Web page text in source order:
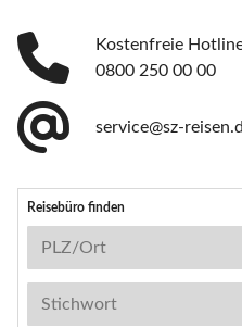
Kostenfreie
0800 250 00 00
service@sz-
Reisebüro finden
Reisebüro-Suche
PLZ/Ort